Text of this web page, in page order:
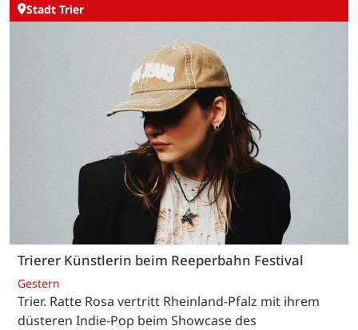
Stadt Trier
Trierer Künstlerin beim Reeperbahn Festival
Gestern
Trier. Ratte Rosa vertritt Rheinland-Pfalz mit ihrem
düsteren Indie-Pop beim Showcase des